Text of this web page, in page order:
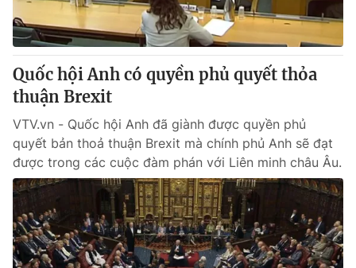
Quốc hội Anh có quyền phủ quyết thỏa
thuận Brexit
VTV.vn - Quốc hội Anh đã giành được quyền phủ
quyết bản thoả thuận Brexit mà chính phủ Anh sẽ đạt
được trong các cuộc đàm phán với Liên minh châu Âu.